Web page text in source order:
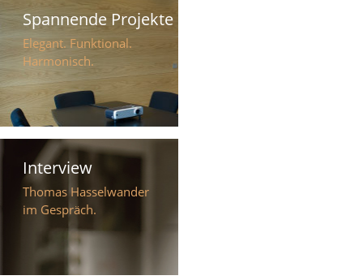
Spannende Projekte
Elegant. Funktional.
Harmonisch.
Interview
Thomas Hasselwander
im Gespräch.